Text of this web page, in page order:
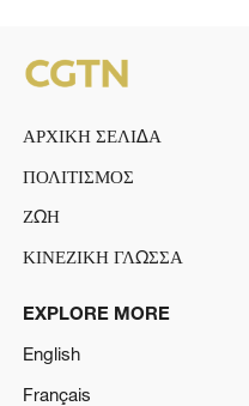
ΑΡΧΙΚΗ ΣΕΛΙΔΑ
ΠΟΛΙΤΙΣΜΟΣ
ΖΩΗ
ΚΙΝΕΖΙΚΗ ΓΛΩΣΣΑ
EXPLORE MORE
English
Français